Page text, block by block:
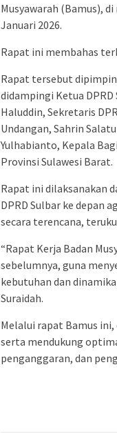
Musyawarah (Bamus),
Januari 2026.
Rapat ini membahas
Rapat tersebut dipimpin
didampingi Ketua DPRD
Haluddin, Sekretaris
Undangan, Sahrin
Yulhabianto, Kepala
Provinsi Sulawesi Barat.
Rapat ini dilaksanakan
DPRD Sulbar ke depan
secara terencana,
“Rapat Kerja Badan
sebelumnya, guna
kebutuhan dan
Suraidah.
Melalui rapat Bamus ini,
serta mendukung
penganggaran, dan